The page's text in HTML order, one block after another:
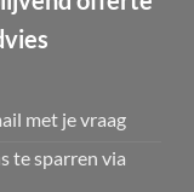
met je vraag
te sparren via